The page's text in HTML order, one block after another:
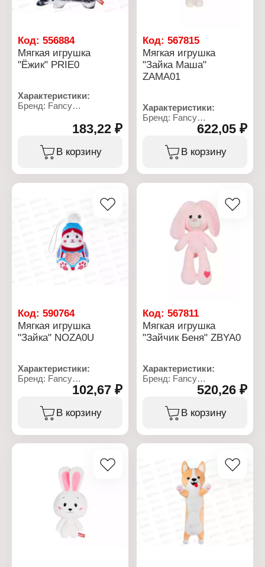
Код: 556884
Мягкая игрушка
"Ёжик" PRIE0
Характеристики:
Бренд: Fancy
Тип товара: Мягкая
Модель: "Ежик"
Размер: 22х16 см
полотно, полиэфирное
волокно
183,22 ₽
В корзину
Код:567815
Мягкая игрушка
"Зайка Маша"
ZAMA01
Характеристики:
Бренд: Fancy
Артикул: ZAMA01
Тип товара: Мягкая
игрушка
Модель: "Зайка Маша"
622,05 ₽
В корзину
Код: 590764
Мягкая игрушка
"Зайка" NOZA0U
Характеристики:
Бренд: Fancy
Артикул: NOZA0U
Тип товара: Мягкая
игрушка
Модель: "Зайка"
102,67 ₽
В корзину
Код:567811
Мягкая игрушка
"Зайчик Беня" ZBYA0
Характеристики:
Бренд: Fancy
Артикул: ZBYA0
Тип товара: Мягкая
игрушка
Модель: "Зайчик Беня"
520,26 ₽
В корзину